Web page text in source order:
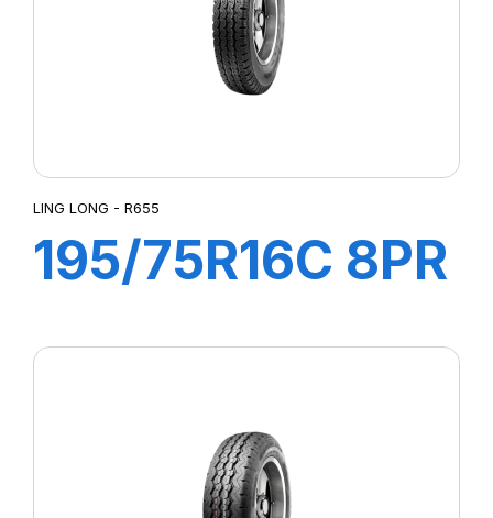
LING LONG - R655
195/75R16C 8PR
VAN 4S